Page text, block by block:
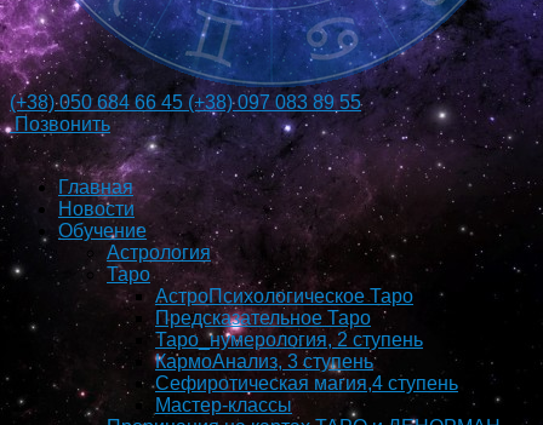
(+38)050 684 66 45 (+38)097 083 89 55
Позвонить
Главная
Новости
Обучение
Астрология
Таро
АстроПсихологическое Таро
Предсказательное Таро
Таро_нумерология, 2 ступень
КармоAнализ, 3 ступень
Сефиротическая магия,4 ступень
Мастер-классы